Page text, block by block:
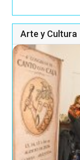
Arte y Cultura